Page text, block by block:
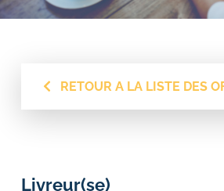
RETOUR A LA LISTE DES
Livreur(se)